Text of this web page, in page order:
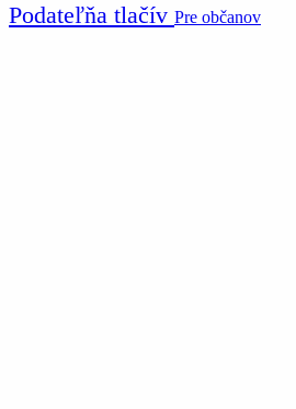
Podateľňa tlačív Pre občanov